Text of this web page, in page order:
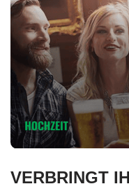
VERBRINGT